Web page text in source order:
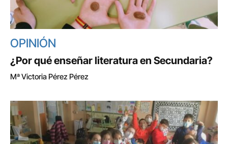
OPINIÓN
¿Por qué enseñar literatura en Secundaria?
Mª Victoria Pérez Pérez